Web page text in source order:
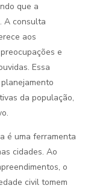
que a
A consulta
aos
e
Essa
da população,
é uma ferramenta
cidades. Ao
o
civil tomem